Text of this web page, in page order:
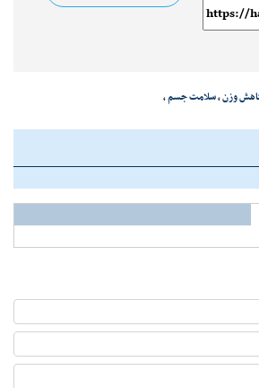
وزن،سلامت جسم،